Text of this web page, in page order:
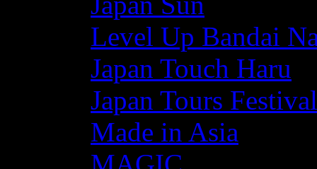
Level Up Bandai
Japan Touch Haru
Japan Tours Festival
Made in Asia